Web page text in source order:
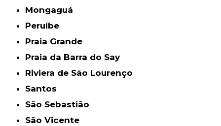
Mongaguá
Peruíbe
Praia Grande
Praia da Barra do Say
Riviera de São Lourenço
Santos
São Sebastião
São Vicente